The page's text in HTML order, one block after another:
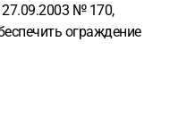
№ 170,
ограждение